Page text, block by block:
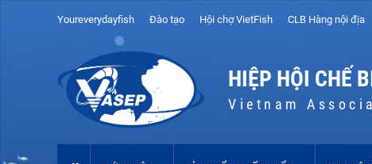
Youreverydayfish Đào tạo Hội chợ VietFish CLB Hàng nội địa
HIỆP HỘI CHẾ
Vietnam